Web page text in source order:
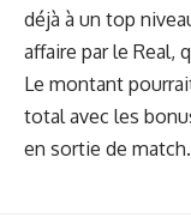
déjà à un top
affaire par le Real,
Le montant
total avec les
en sortie de match.